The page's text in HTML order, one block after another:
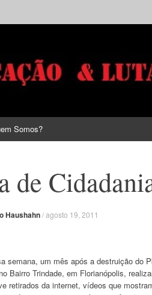
Somos?
de
Haushahn/agosto 19, 2011
semana, um mês após a destruição do
Bairro Trindade, em Florianópolis,
retirados da internet, vídeos que